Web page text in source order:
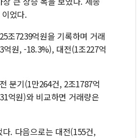
었다.
조7239억원을 기록하며 거래
억원, -18.3%), 대전(1조227억
분기(1만264건, 2조1787억
억원)와 비교하면 거래량은
. 다음으로는 대전(155건,